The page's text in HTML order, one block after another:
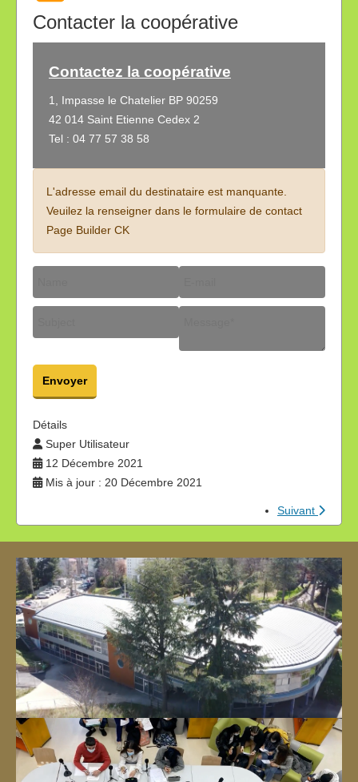
Contacter la coopérative
Contactez la coopérative
1, Impasse le Chatelier BP 90259
42 014 Saint Etienne Cedex 2
Tel : 04 77 57 38 58
L'adresse email du destinataire est manquante.
Veuilez la renseigner dans le formulaire de contact
Page Builder CK
Envoyer
Détails
Super Utilisateur
12 Décembre 2021
Mis à jour : 20 Décembre 2021
Suivant